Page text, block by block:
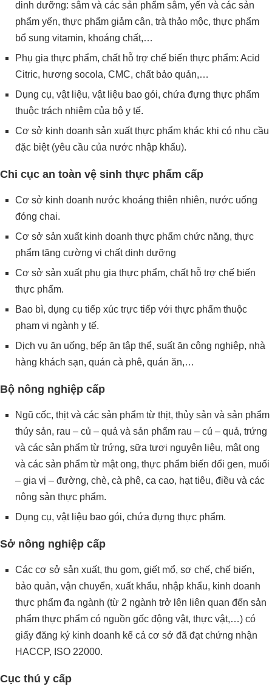
dinh dưỡng: sâm và các sản phẩm sâm, yến và các sản
phẩm yến, thực phẩm giảm cân, trà thảo mộc, thực phẩm
bổ sung vitamin, khoáng chất,…
Phụ gia thực phẩm, chất hỗ trợ chế biến thực phẩm: Acid
Citric, hương socola, CMC, chất bảo quản,…
Dụng cụ, vật liệu, vật liệu bao gói, chứa đựng thực phẩm
thuộc trách nhiệm của bộ y tế.
Cơ sở kinh doanh sản xuất thực phẩm khác khi có nhu cầu
đặc biệt (yêu cầu của nước nhập khẩu).
Chi cục an toàn vệ sinh thực phẩm cấp
Cơ sở kinh doanh nước khoáng thiên nhiên, nước uống
đóng chai.
Cơ sở sản xuất kinh doanh thực phẩm chức năng, thực
phẩm tăng cường vi chất dinh dưỡng
Cơ sở sản xuất phụ gia thực phẩm, chất hỗ trợ chế biến
thực phẩm.
Bao bì, dụng cụ tiếp xúc trực tiếp với thực phẩm thuộc
phạm vi ngành y tế.
Dịch vụ ăn uống, bếp ăn tập thể, suất ăn công nghiệp, nhà
hàng khách sạn, quán cà phê, quán ăn,…
Bộ nông nghiệp cấp
Ngũ cốc, thịt và các sản phẩm từ thịt, thủy sản và sản phẩm
thủy sản, rau – củ – quả và sản phẩm rau – củ – quả, trứng
và các sản phẩm từ trứng, sữa tươi nguyên liệu, mật ong
và các sản phẩm từ mật ong, thực phẩm biến đổi gen, muối
– gia vị – đường, chè, cà phê, ca cao, hạt tiêu, điều và các
nông sản thực phẩm.
Dụng cụ, vật liệu bao gói, chứa đựng thực phẩm.
Sở nông nghiệp cấp
Các cơ sở sản xuất, thu gom, giết mổ, sơ chế, chế biến,
bảo quản, vận chuyển, xuất khẩu, nhập khẩu, kinh doanh
thực phẩm đa ngành (từ 2 ngành trở lên liên quan đến sản
phẩm thực phẩm có nguồn gốc động vật, thực vật,…) có
giấy đăng ký kinh doanh kể cả cơ sở đã đạt chứng nhận
HACCP, ISO 22000.
Cục thú y cấp